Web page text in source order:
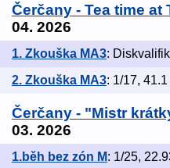
Čerčany - Tea time at
04. 2026
1. Zkouška MA3:
2. Zkouška MA3: 1/17,
Čerčany - "Mistr
03. 2026
1.běh bez zón M: 1/25,